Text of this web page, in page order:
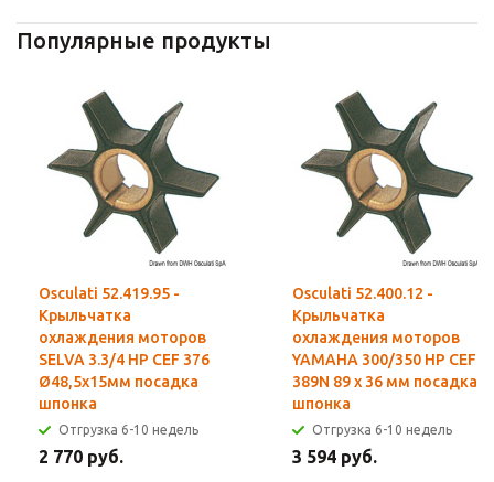
Популярные продукты
Osculati 52.419.95 -
Крыльчатка
охлаждения моторов
SELVA 3.3/4 HP CEF 376
Ø48,5x15мм посадка
шпонка
Отгрузка 6-10 недель
2 770 руб.
Osculati 52.400.12 -
Крыльчатка
охлаждения моторов
YAMAHA 300/350 HP CEF
389N 89 x 36 мм посадка
шпонка
Отгрузка 6-10 недель
3 594 руб.